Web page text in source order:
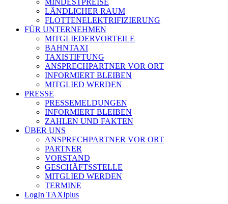
MINDESTPREISE
LÄNDLICHER RAUM
FLOTTENELEKTRIFIZIERUNG
FÜR UNTERNEHMEN
MITGLIEDERVORTEILE
BAHNTAXI
TAXISTIFTUNG
ANSPRECHPARTNER VOR ORT
INFORMIERT BLEIBEN
MITGLIED WERDEN
PRESSE
PRESSEMELDUNGEN
INFORMIERT BLEIBEN
ZAHLEN UND FAKTEN
ÜBER UNS
ANSPRECHPARTNER VOR ORT
PARTNER
VORSTAND
GESCHÄFTSSTELLE
MITGLIED WERDEN
TERMINE
LogIn TAXIplus